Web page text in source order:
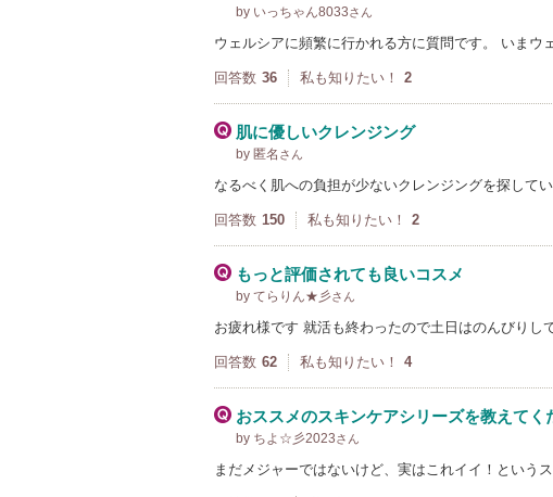
by いっちゃん8033さん
ウェルシアに頻繁に行かれる方に質問です。 いま
回答数 36 私も知りたい！ 2
肌に優しいクレンジング
by 匿名 さん
なるべく肌への負担が少ないクレンジングを探して
回答数 150 私も知りたい！ 2
もっと評価されても良いコスメ
by てらりん★彡さん
お疲れ様です 就活も終わったので土日はのんびり
回答数 62 私も知りたい！ 4
おススメのスキンケアシリーズを教えてく
by ちよ☆彡2023さん
まだメジャーではないけど、実はこれイイ！という